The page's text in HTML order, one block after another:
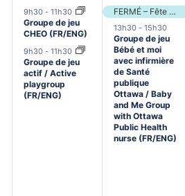
évènements,
9h30 - 11h30
Groupe de jeu
CHEO (FR/ENG)
9h30 - 11h30
Groupe de jeu
actif / Active
playgroup
(FR/ENG)
FERMÉ – Fête du Canada
13h30 - 15h30
Groupe de jeu
Bébé et moi
avec infirmière
de Santé
publique
Ottawa / Baby
and Me Group
with Ottawa
Public Health
nurse (FR/ENG)